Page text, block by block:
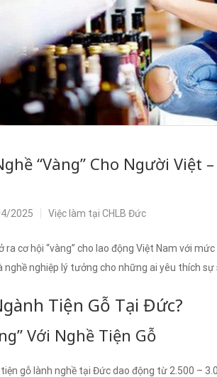
“Vàng” Cho Người Việt
2025 Việc làm tại CHLB Đức
cơ hội “vàng” cho lao động Việt Nam với
nghề nghiệp lý tưởng cho những ai yêu thích
Tiện Gỗ Tại Đức?
Với Nghề Tiện Gỗ
gỗ lành nghề tại Đức dao động từ 2.500 –